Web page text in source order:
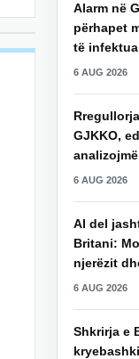
Alarm në
përhapet
të
6 AUG 2026
GJKKO,
6 AUG 2026
AI del
Britani:
njerëzit
6 AUG 2026
Shkrirja e